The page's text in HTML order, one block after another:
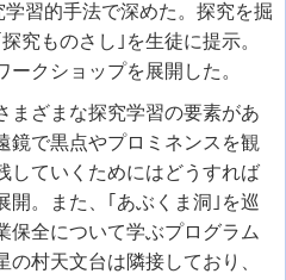
習的手法で深めた。探究を掘
究ものさし｣を生徒に提示。
クショップを展開した。
まざまな探究学習の要素があ
鏡で黒点やプロミネンスを観
していくためにはどうすれば
開。また、｢あぶくま洞｣を巡
保全について学ぶプログラム
村天文台は隣接しており、